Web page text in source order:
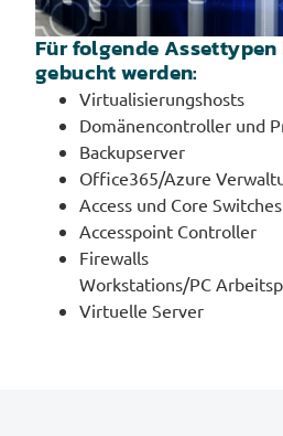
Für folgende Assettypen
gebucht werden:
Virtualisierungshosts
Domänencontroller und
Backupserver
Office365/Azure
Access und Core Switches
Accesspoint Controller
Firewalls
Workstations/PC
Virtuelle Server